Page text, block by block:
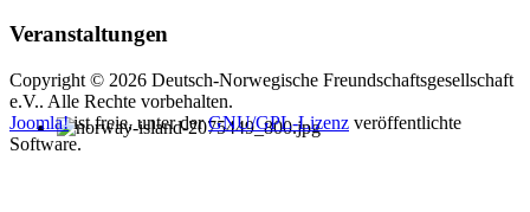
Veranstaltungen
Copyright © 2026 Deutsch-Norwegische Freundschaftsgesellschaft
e.V.. Alle Rechte vorbehalten.
Joomla!ist freie, unter derGNU/GPL-Lizenz veröffentlichte
Software.